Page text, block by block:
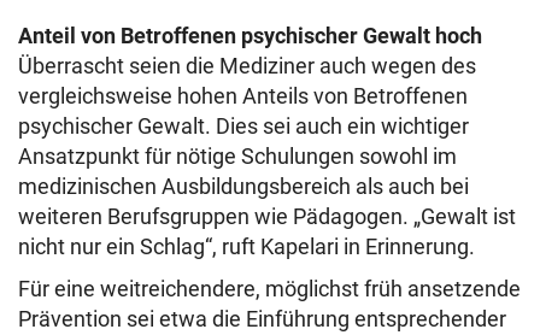
Anteil von Betroffenen psychischer Gewalt hoch
Überrascht seien die Mediziner auch wegen des
vergleichsweise hohen Anteils von Betroffenen
psychischer Gewalt. Dies sei auch ein wichtiger
Ansatzpunkt für nötige Schulungen sowohl im
medizinischen Ausbildungsbereich als auch bei
weiteren Berufsgruppen wie Pädagogen. „Gewalt ist
nicht nur ein Schlag“, ruft Kapelari in Erinnerung.
Für eine weitreichendere, möglichst früh ansetzende
Prävention sei etwa die Einführung entsprechender